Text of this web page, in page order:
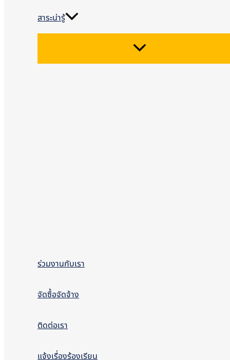
สาระน่ารู้
ร่วมงานกับเรา
จัดซื้อจัดจ้าง
ติดต่อเรา
แจ้งเรื่องร้องเรียน